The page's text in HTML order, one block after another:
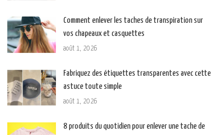
Comment enlever les taches de transpiration sur
vos chapeaux et casquettes
août 1, 2026
Fabriquez des étiquettes transparentes avec cette
astuce toute simple
août 1, 2026
8 produits du quotidien pour enlever une tache de